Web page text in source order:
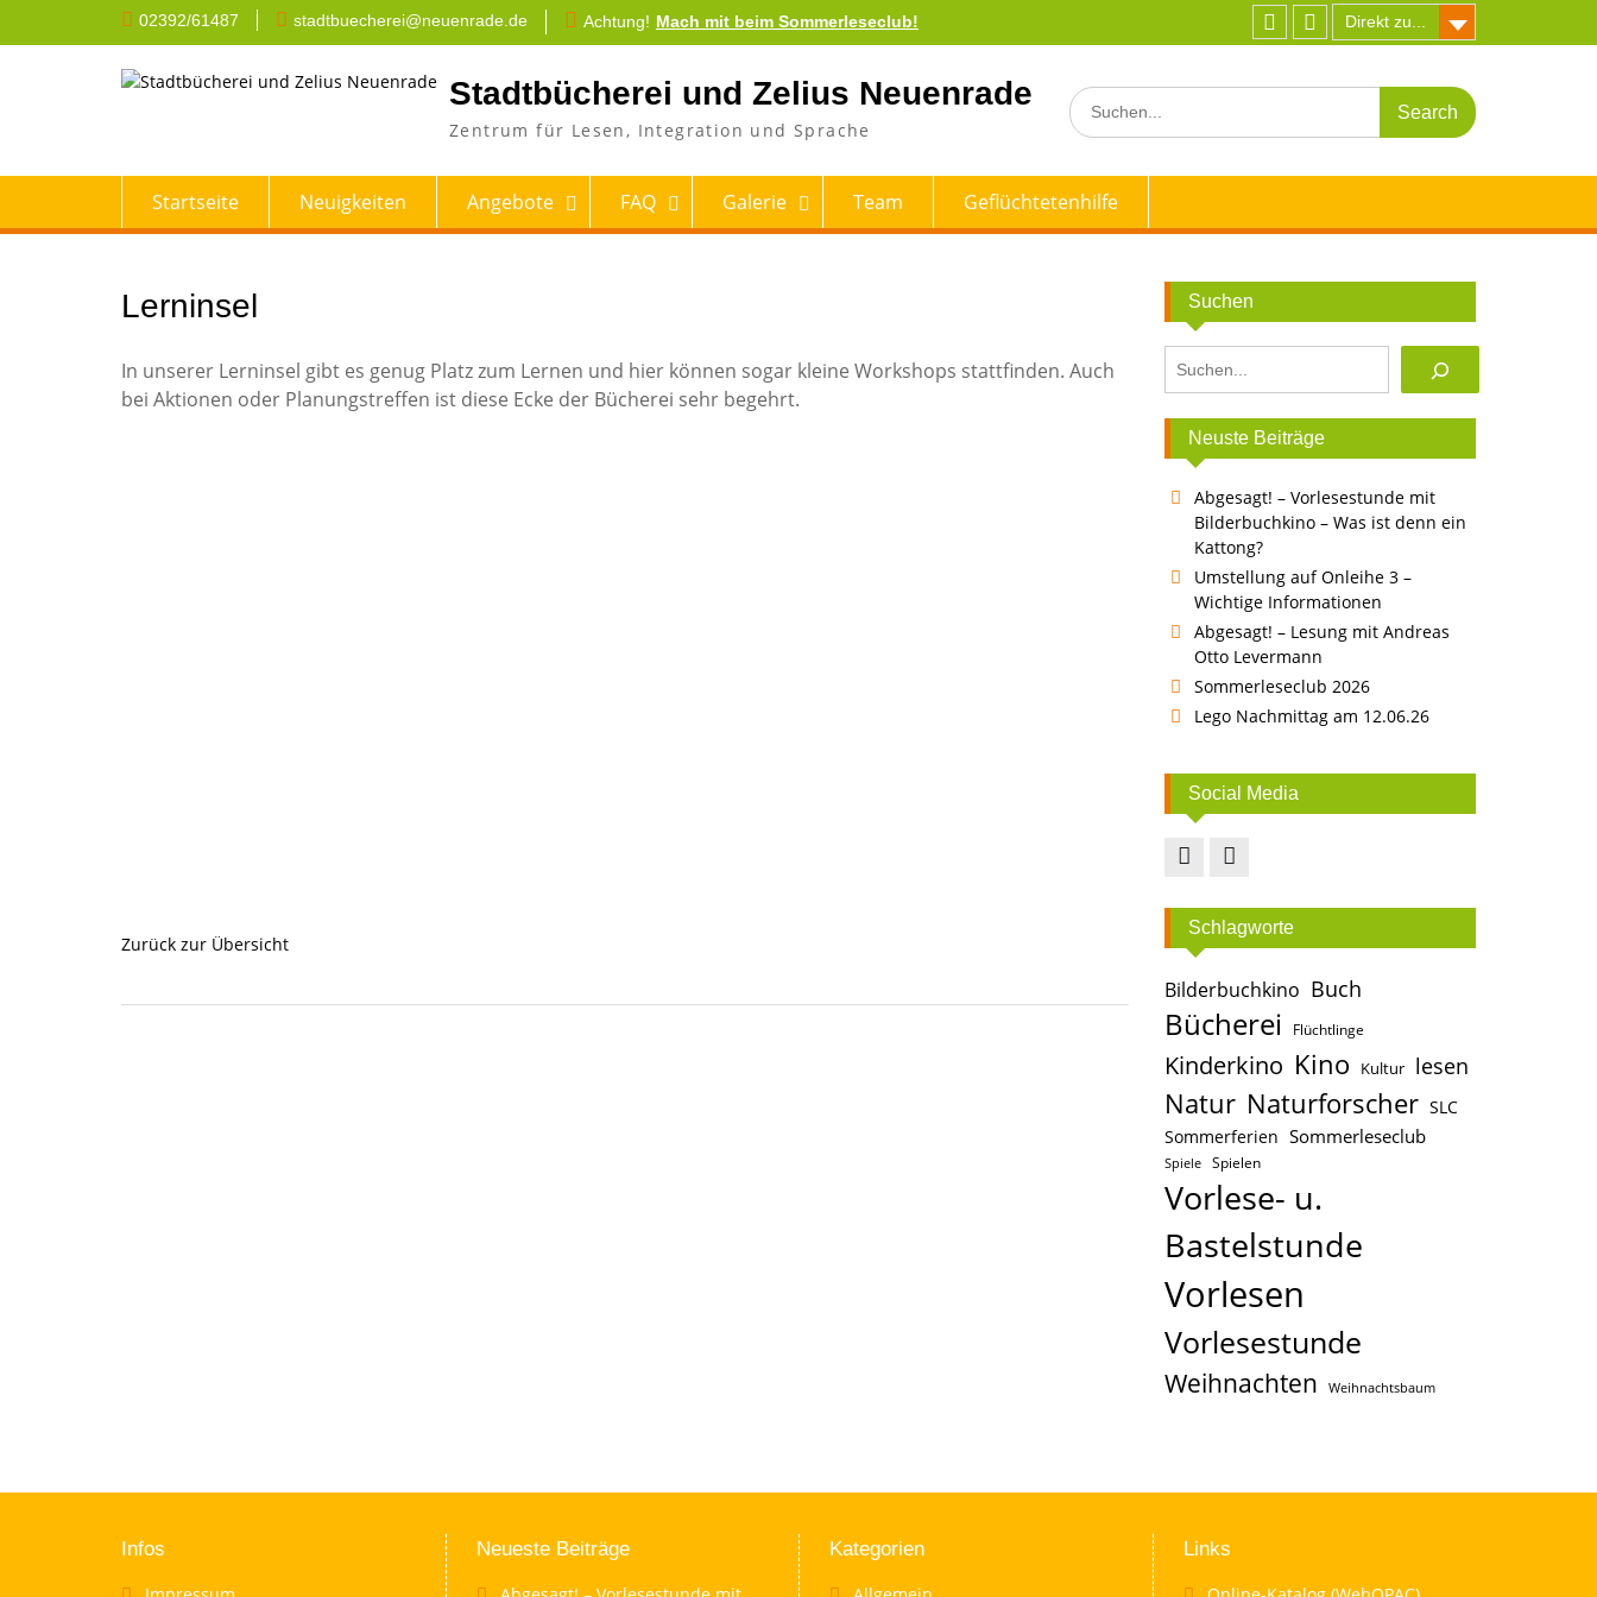
02392/61487 stadtbuecherei@neuenrade.de Achtung! Mach mit beim Sommerleseclub!
Direkt zu...
FacebookInstagram
Stadtbücherei und Zelius Neuenrade
Zentrum für Lesen, Integration und Sprache
Search
for:
Startseite Neuigkeiten Angebote FAQ Galerie Team Geflüchtetenhilfe
Lerninsel
In unserer Lerninsel gibt es genug Platz zum Lernen und hier können sogar kleine Workshops stattfinden. Auch
bei Aktionen oder Planungstreffen ist diese Ecke der Bücherei sehr begehrt.
Zurück zur Übersicht
Suchen
Neuste Beiträge
Abgesagt! – Vorlesestunde mit
Bilderbuchkino – Was ist denn ein
Kattong?
Umstellung auf Onleihe 3 –
Wichtige Informationen
Abgesagt! – Lesung mit Andreas
Otto Levermann
Sommerleseclub 2026
Lego Nachmittag am 12.06.26
Social Media
Schlagworte
Bilderbuchkino Buch
Bücherei Flüchtlinge
Kinderkino Kino Kultur lesen
Natur Naturforscher SLC
Sommerferien Sommerleseclub
Spiele Spielen
Vorlese- u.
Bastelstunde
Vorlesen
Vorlesestunde
Weihnachten Weihnachtsbaum
Infos
Neueste Beiträge
Kategorien
Links